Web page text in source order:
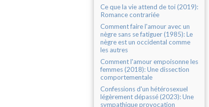
Ce que la vie attend de toi (2019):
Romance contrariée
Comment faire l'amour avec un
nègre sans se fatiguer (1985): Le
nègre est un occidental comme
les autres
Comment l'amour empoisonne les
femmes (2018): Une dissection
comportementale
Confessions d'un hétérosexuel
légèrement dépassé (2023): Une
sympathique provocation